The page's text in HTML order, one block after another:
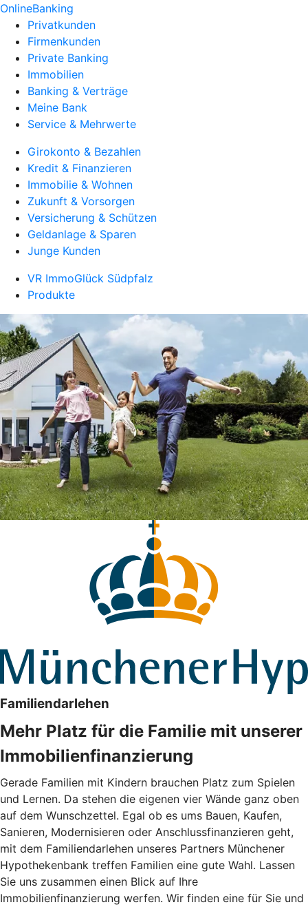
OnlineBanking
Privatkunden
Firmenkunden
Private Banking
Immobilien
Banking & Verträge
Meine Bank
Service & Mehrwerte
Girokonto & Bezahlen
Kredit & Finanzieren
Immobilie & Wohnen
Zukunft & Vorsorgen
Versicherung & Schützen
Geldanlage & Sparen
Junge Kunden
VR ImmoGlück Südpfalz
Produkte
Familiendarlehen
Mehr Platz für die Familie mit unserer
Immobilienfinanzierung
Gerade Familien mit Kindern brauchen Platz zum Spielen
und Lernen. Da stehen die eigenen vier Wände ganz oben
auf dem Wunschzettel. Egal ob es ums Bauen, Kaufen,
Sanieren, Modernisieren oder Anschlussfinanzieren geht,
mit dem Familiendarlehen unseres Partners Münchener
Hypothekenbank treffen Familien eine gute Wahl. Lassen
Sie uns zusammen einen Blick auf Ihre
Immobilienfinanzierung werfen. Wir finden eine für Sie und